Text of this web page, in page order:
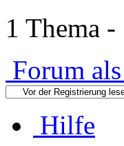
1 Thema
Forum
Hilfe